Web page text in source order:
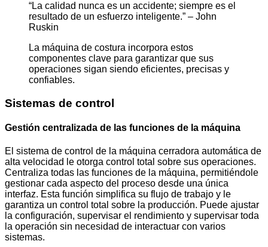
“La calidad nunca es un accidente; siempre es el
resultado de un esfuerzo inteligente.” – John
Ruskin
La máquina de costura incorpora estos
componentes clave para garantizar que sus
operaciones sigan siendo eficientes, precisas y
confiables.
Sistemas de control
Gestión centralizada de las funciones de la máquina
El sistema de control de la máquina cerradora automática de
alta velocidad le otorga control total sobre sus operaciones.
Centraliza todas las funciones de la máquina, permitiéndole
gestionar cada aspecto del proceso desde una única
interfaz. Esta función simplifica su flujo de trabajo y le
garantiza un control total sobre la producción. Puede ajustar
la configuración, supervisar el rendimiento y supervisar toda
la operación sin necesidad de interactuar con varios
sistemas.